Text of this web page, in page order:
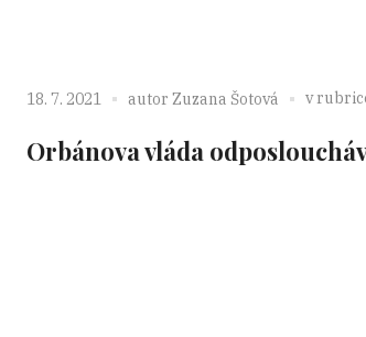
18. 7. 2021 autor Zuzana Šotová v
Orbánova vláda